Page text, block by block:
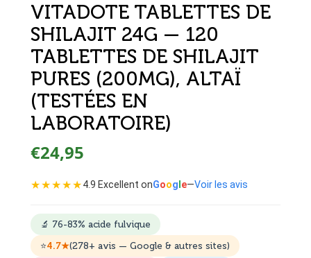
VITADOTE TABLETTES DE
SHILAJIT 24G — 120
TABLETTES DE SHILAJIT
PURES (200MG), ALTAÏ
(TESTÉES EN
LABORATOIRE)
€24,95
★★★★★4.9 Excellent onGoog e—Voir les avis
🔬 76-83% acide fulvique
⭐4.7★(278+ avis — Google & autres sites)